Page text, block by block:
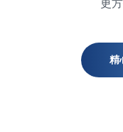
更
精